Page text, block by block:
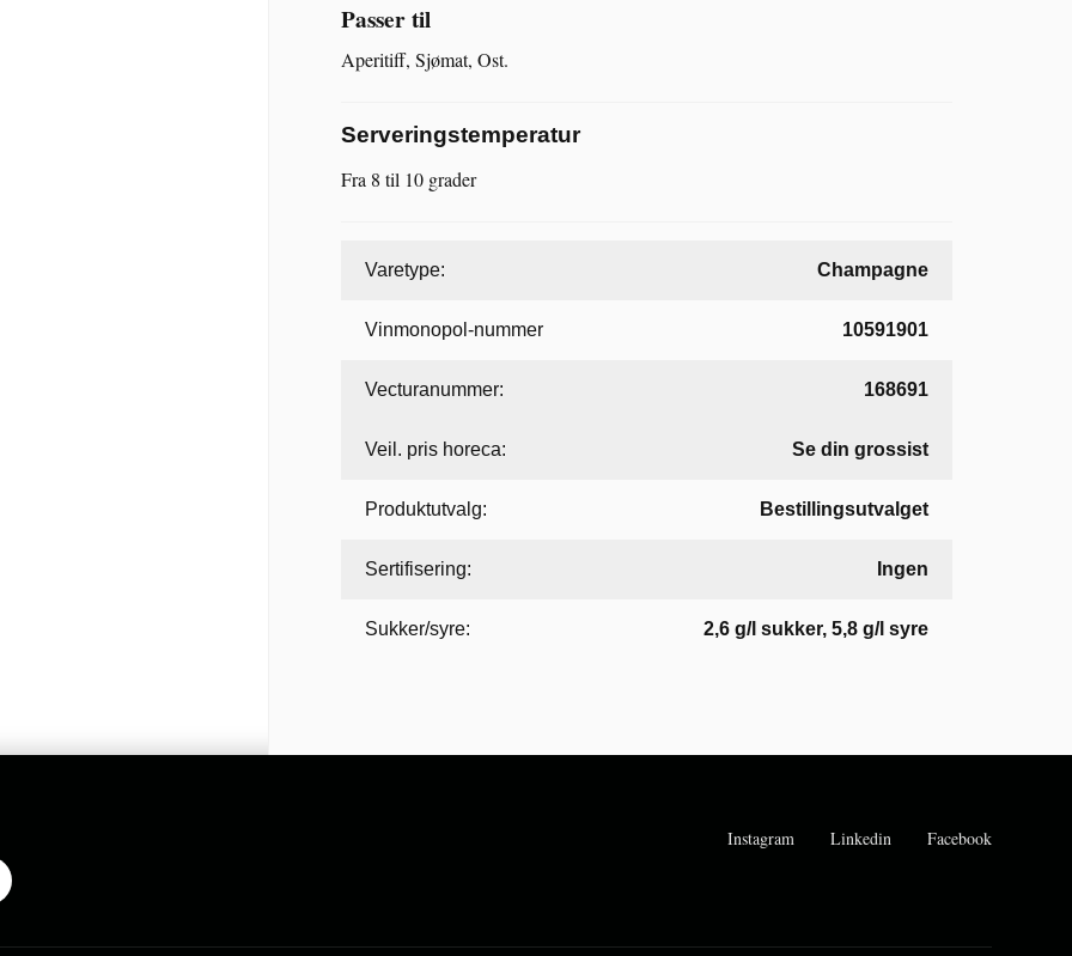
Passer til
Aperitiff, Sjømat, Ost.
Serveringstemperatur
Fra 8 til 10 grader
Varetype: Champagne
Vinmonopol-nummer 10591901
Vecturanummer: 168691
Veil. pris horeca: Se din grossist
Produktutvalg: Bestillingsutvalget
Sertifisering: Ingen
Sukker/syre: 2,6 g/l sukker, 5,8 g/l syre
Facebook
Linkedin
Instagram